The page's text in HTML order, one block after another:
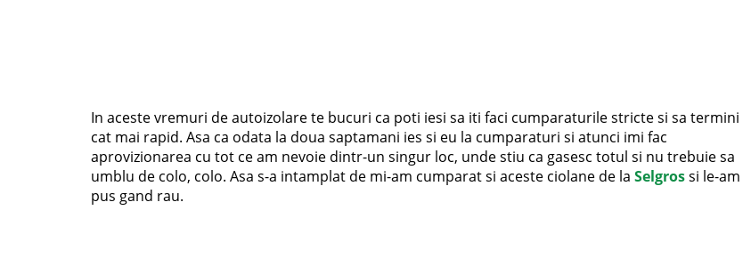
In aceste vremuri de autoizolare te bucuri ca poti iesi sa iti faci cumparaturile stricte si sa termini
cat mai rapid. Asa ca odata la doua saptamani ies si eu la cumparaturi si atunci imi fac
aprovizionarea cu tot ce am nevoie dintr-un singur loc, unde stiu ca gasesc totul si nu trebuie sa
umblu de colo, colo. Asa s-a intamplat de mi-am cumparat si aceste ciolane de la Selgrossi le-am
pus gand rau.